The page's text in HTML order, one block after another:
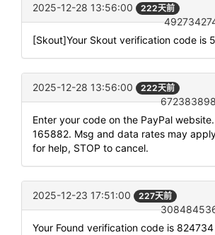
2025-12-28 13:56:00 222天前
[Skout]Your Skout verification code is
2025-12-28 13:56:00 222天前
Enter your code on the PayPal website.
165882. Msg and data rates may
for help, STOP to cancel.
2025-12-23 17:51:00 227天前
Your Found verification code is 824734